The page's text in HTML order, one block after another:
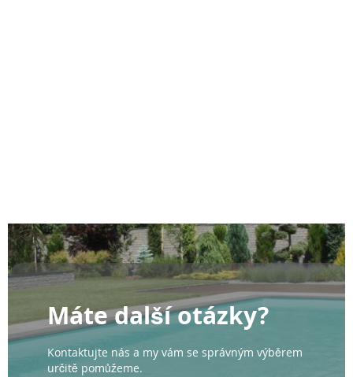
Máte další otázky?
Kontaktujte nás a my vám se správným výběrem
určitě pomůžeme.